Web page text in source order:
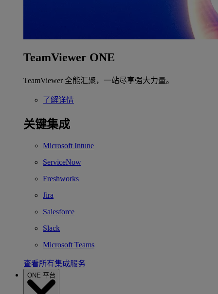
TeamViewer ONE
TeamViewer 全能汇聚，一站尽享强大力量。
了解详情
关键集成
Microsoft Intune
ServiceNow
Freshworks
Jira
Salesforce
Slack
Microsoft Teams
查看所有集成服务
ONE 平台